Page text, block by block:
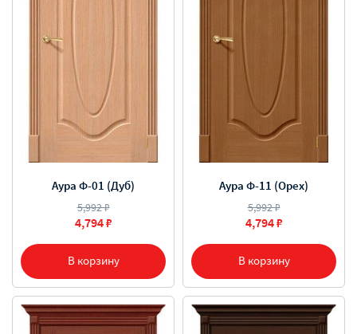
В корзину
Аура Ф-01 (Дуб)
5,992 ₽
4,794 ₽
В корзину
Аура Ф-11 (Орех)
5,992 ₽
4,794 ₽